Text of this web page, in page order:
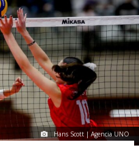
Hans Scott | Agencia UNO